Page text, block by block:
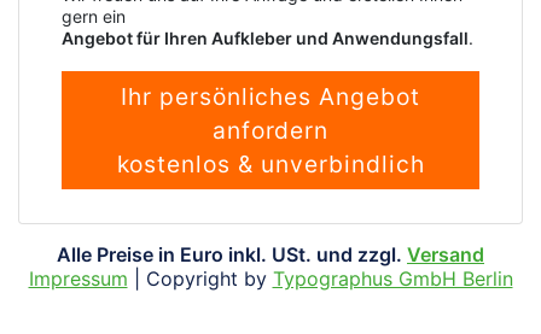
gern ein
Angebot für Ihren Aufkleber und Anwendungsfall.
Ihr persönliches Angebot
anfordern
kostenlos & unverbindlich
Alle Preise in Euro inkl. USt. und zzgl. Versand
Impressum | Copyright by Typographus GmbH Berlin